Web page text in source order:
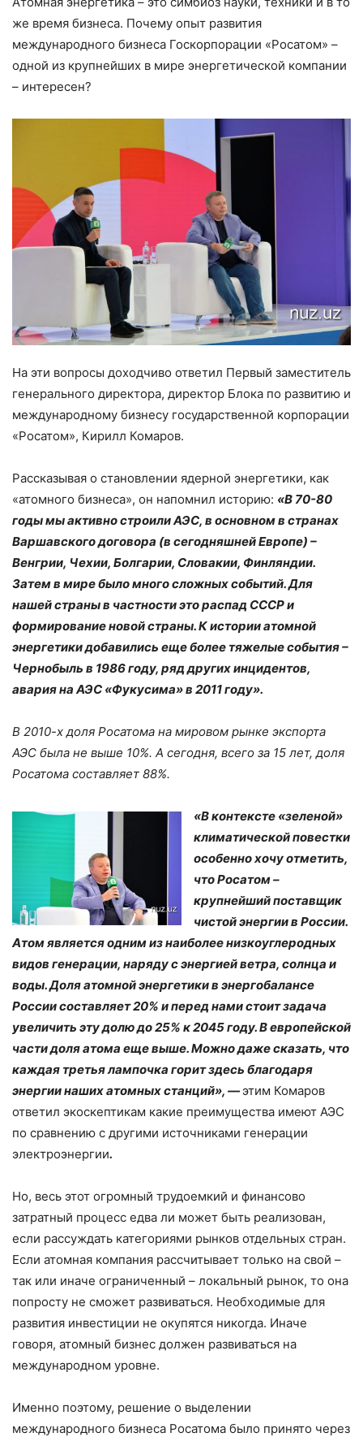
же время бизнеса. Почему опыт развития
международного бизнеса Госкорпорации «Росатом» –
одной из крупнейших в мире энергетической компании
– интересен?
На эти вопросы доходчиво ответил Первый заместитель
генерального директора, директор Блока по развитию и
международному бизнесу государственной корпорации
«Росатом», Кирилл Комаров.
Рассказывая о становлении ядерной энергетики, как
«атомного бизнеса», он напомнил историю: «В 70-80
годы мы активно строили АЭС, в основном в странах
Варшавского договора (в сегодняшней Европе) –
Венгрии, Чехии, Болгарии, Словакии, Финляндии.
Затем в мире было много сложных событий. Для
нашей страны в частности это распад СССР и
формирование новой страны. К истории атомной
энергетики добавились еще более тяжелые события –
Чернобыль в 1986 году, ряд других инцидентов,
авария на АЭС «Фукусима» в 2011 году».
В 2010-х доля Росатома на мировом рынке экспорта
АЭС была не выше 10%. А сегодня, всего за 15 лет, доля
Росатома составляет 88%.
«В контексте «зеленой»
климатической повестки
особенно хочу отметить,
что Росатом –
крупнейший поставщик
чистой энергии в России.
Атом является одним из наиболее низкоуглеродных
видов генерации, наряду с энергией ветра, солнца и
воды. Доля атомной энергетики в энергобалансе
России составляет 20% и перед нами стоит задача
увеличить эту долю до 25% к 2045 году. В европейской
части доля атома еще выше. Можно даже сказать, что
каждая третья лампочка горит здесь благодаря
энергии наших атомных станций», —этим Комаров
ответил экоскептикам какие преимущества имеют АЭС
по сравнению с другими источниками генерации
электроэнергии.
Но, весь этот огромный трудоемкий и финансово
затратный процесс едва ли может быть реализован,
если рассуждать категориями рынков отдельных стран.
Если атомная компания рассчитывает только на свой –
так или иначе ограниченный – локальный рынок, то она
попросту не сможет развиваться. Необходимые для
развития инвестиции не окупятся никогда. Иначе
говоря, атомный бизнес должен развиваться на
международном уровне.
Именно поэтому, решение о выделении
международного бизнеса Росатома было принято через